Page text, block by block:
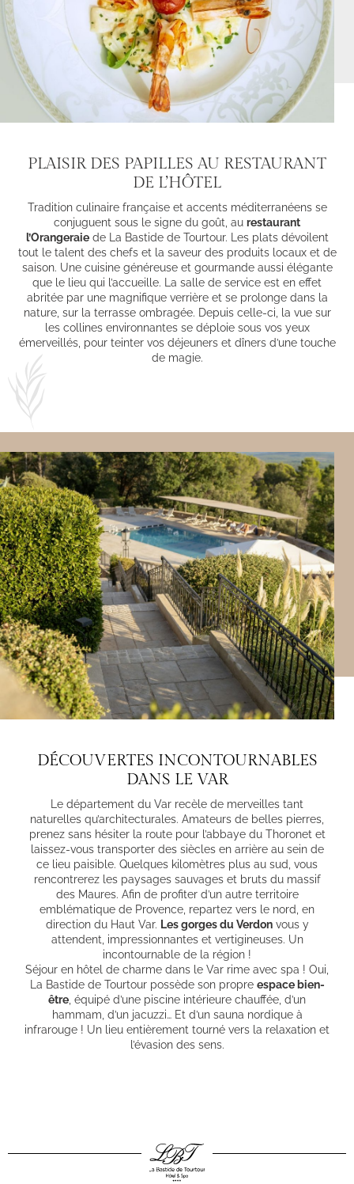
PLAISIR DES PAPILLES AU RESTAURANT
DE L’HÔTEL
Tradition culinaire française et accents méditerranéens se
conjuguent sous le signe du goût, au restaurant
l’Orangeraiede La Bastide de Tourtour. Les plats dévoilent
tout le talent des chefs et la saveur des produits locaux et de
saison. Une cuisine généreuse et gourmande aussi élégante
que le lieu qui l’accueille. La salle de service est en effet
abritée par une magnifique verrière et se prolonge dans la
nature, sur la terrasse ombragée. Depuis celle-ci, la vue sur
les collines environnantes se déploie sous vos yeux
émerveillés, pour teinter vos déjeuners et dîners d’une touche
de magie.
DÉCOUVERTES INCONTOURNABLES
DANS LE VAR
Le département du Var recèle de merveilles tant
naturelles qu’architecturales. Amateurs de belles pierres,
prenez sans hésiter la route pour l’abbaye du Thoronet et
laissez-vous transporter des siècles en arrière au sein de
ce lieu paisible. Quelques kilomètres plus au sud, vous
rencontrerez les paysages sauvages et bruts du massif
des Maures. Afin de profiter d’un autre territoire
emblématique de Provence, repartez vers le nord, en
direction du Haut Var. Les gorges du Verdonvous y
attendent, impressionnantes et vertigineuses. Un
incontournable de la région !
Séjour en hôtel de charme dans le Var rime avec spa ! Oui,
La Bastide de Tourtour possède son propre espace bien-
être , équipé d’une piscine intérieure chauffée, d’un
hammam, d’un jacuzzi… Et d’un sauna nordique à
infrarouge ! Un lieu entièrement tourné vers la relaxation et
l’évasion des sens.